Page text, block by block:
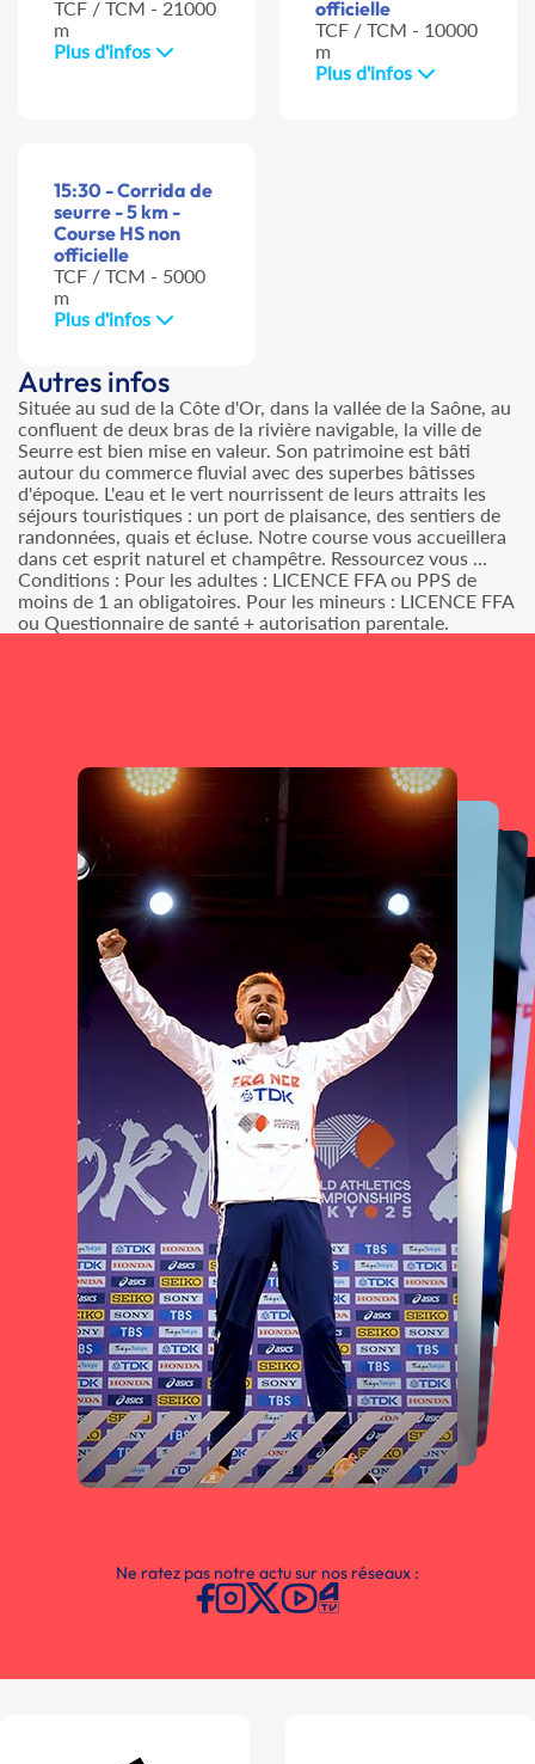
TCF / TCM - 21000
m
Plus d'infos
officielle
TCF / TCM - 10000
m
Plus d'infos
15:30 - Corrida de
seurre - 5 km -
Course HS non
officielle
TCF / TCM - 5000
m
Plus d'infos
Autres infos
Située au sud de la Côte d'Or, dans la vallée de la Saône, au
confluent de deux bras de la rivière navigable, la ville de
Seurre est bien mise en valeur. Son patrimoine est bâti
autour du commerce fluvial avec des superbes bâtisses
d'époque. L'eau et le vert nourrissent de leurs attraits les
séjours touristiques : un port de plaisance, des sentiers de
randonnées, quais et écluse. Notre course vous accueillera
dans cet esprit naturel et champêtre. Ressourcez vous ...
Conditions : Pour les adultes : LICENCE FFA ou PPS de
moins de 1 an obligatoires. Pour les mineurs : LICENCE FFA
ou Questionnaire de santé + autorisation parentale.
Ne ratez pas notre actu sur nos réseaux :